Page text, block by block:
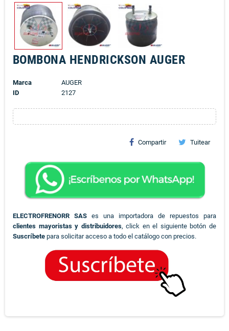
BOMBONA HENDRICKSON AUGER
Marca
AUGER
ID
2127
Compartir Tuitear
ELECTROFRENORR SAS es una importadora de repuestos para
clientes mayoristas y distribuidores, click en el siguiente botón de
Suscríbete para solicitar acceso a todo el catálogo con precios.